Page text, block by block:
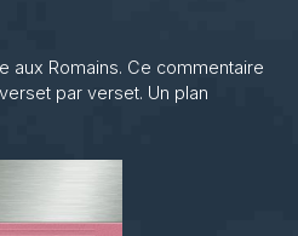
aux Romains. Ce commentaire
par verset. Un plan